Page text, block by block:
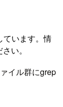
ています。情
い。
イル群にgrep